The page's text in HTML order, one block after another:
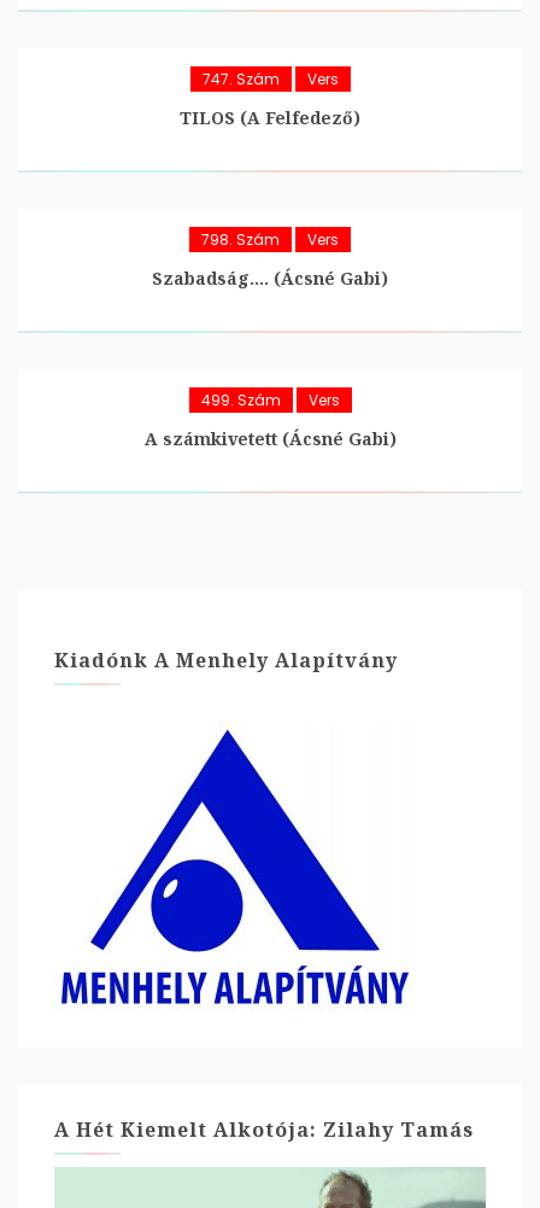
747. Szám Vers
TILOS (A Felfedező)
798. Szám Vers
Szabadság…. (Ácsné Gabi)
499. Szám Vers
A számkivetett (Ácsné Gabi)
Kiadónk A Menhely Alapítvány
A Hét Kiemelt Alkotója: Zilahy Tamás